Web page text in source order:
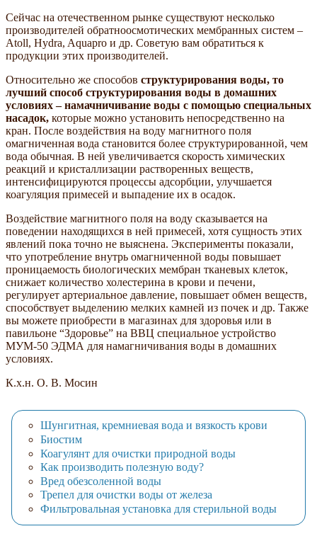
Сейчас на отечественном рынке существуют несколько
производителей обратноосмотических мембранных систем –
Atoll, Hydra, Aquapro и др. Советую вам обратиться к
продукции этих производителей.
Относительно же способов структурирования воды, то
лучший способ структурирования воды в домашних
условиях – намачничивание воды с помощью специальных
насадок, которые можно установить непосредственно на
кран. После воздействия на воду магнитного поля
омагниченная вода становится более структурированной, чем
вода обычная. В ней увеличивается скорость химических
реакций и кристаллизации растворенных веществ,
интенсифицируются процессы адсорбции, улучшается
коагуляция примесей и выпадение их в осадок.
Воздействие магнитного поля на воду сказывается на
поведении находящихся в ней примесей, хотя сущность этих
явлений пока точно не выяснена. Эксперименты показали,
что употребление внутрь омагниченной воды повышает
проницаемость биологических мембран тканевых клеток,
снижает количество холестерина в крови и печени,
регулирует артериальное давление, повышает обмен веществ,
способствует выделению мелких камней из почек и др. Также
вы можете приобрести в магазинах для здоровья или в
павильоне “Здоровье” на ВВЦ специальное устройство
МУМ-50 ЭДМА для намагничивания воды в домашних
условиях.
К.х.н. О. В. Мосин
Шунгитная, кремниевая вода и вязкость крови
Биостим
Коагулянт для очистки природной воды
Как производить полезную воду?
Вред обезсоленной воды
Трепел для очистки воды от железа
Фильтровальная установка для стерильной воды